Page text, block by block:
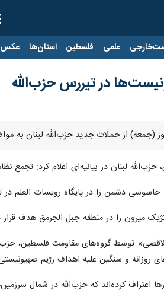
علمی فلسطین استان‌ها عکس
در تیررس حزب‌الله